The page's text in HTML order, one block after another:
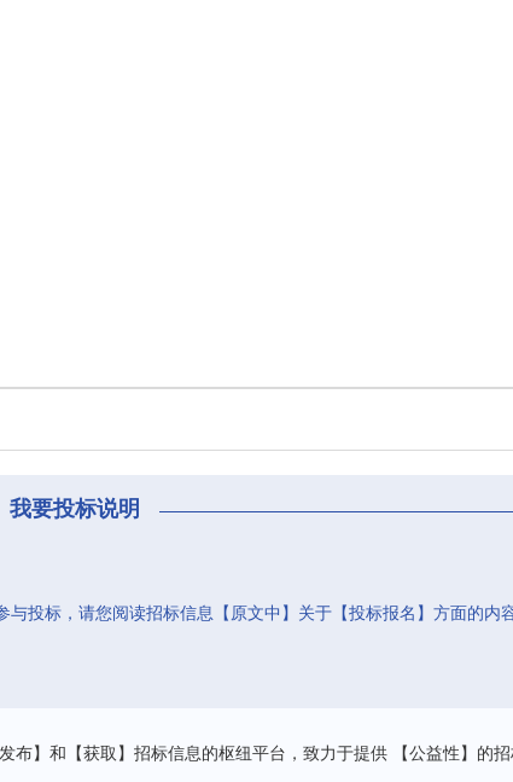
我要投标说明
投标，请您阅读招标信息【原文中】关于【投标报名】方面的内
布】和【获取】招标信息的枢纽平台，致力于提供 【公益性】的